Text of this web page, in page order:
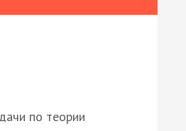
по теории